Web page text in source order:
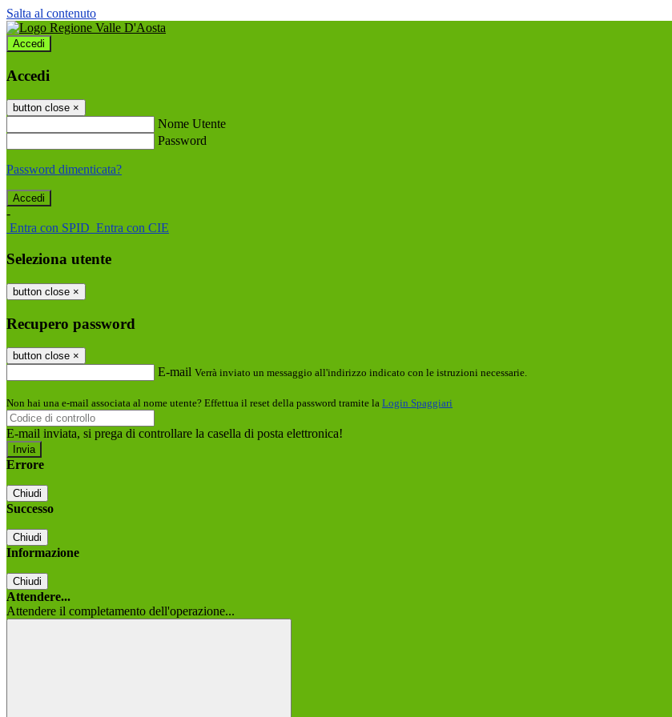
Salta al contenuto
Accedi
Accedi
button close ×
Nome Utente
Password
Password dimenticata?
-
Entra con SPID Entra con CIE
Seleziona utente
button close ×
Recupero password
button close ×
E-mail Verrà inviato un messaggio all'indirizzo indicato con le istruzioni necessarie.
Non hai una e-mail associata al nome utente? Effettua il reset della password tramite la Login Spaggiari
E-mail inviata, si prega di controllare la casella di posta elettronica!
Errore
Chiudi
Successo
Chiudi
Informazione
Chiudi
Attendere...
Attendere il completamento dell'operazione...